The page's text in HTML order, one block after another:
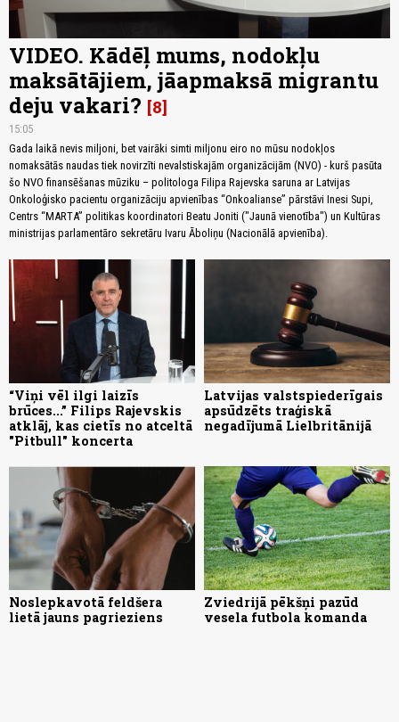
VIDEO. Kādēļ mums, nodokļu
maksātājiem, jāapmaksā migrantu
deju vakari? 8
15:05
Gada laikā nevis miljoni, bet vairāki simti miljonu eiro no mūsu nodokļos
nomaksātās naudas tiek novirzīti nevalstiskajām organizācijām (NVO) - kurš pasūta
šo NVO finansēšanas mūziku – politologa Filipa Rajevska saruna ar Latvijas
Onkoloģisko pacientu organizāciju apvienības “Onkoalianse” pārstāvi Inesi Supi,
Centrs “MARTA” politikas koordinatori Beatu Joniti ("Jaunā vienotība") un Kultūras
ministrijas parlamentāro sekretāru Ivaru Āboliņu (Nacionālā apvienība).
“Viņi vēl ilgi laizīs
brūces...” Filips Rajevskis
atklāj, kas cietīs no atceltā
"Pitbull" koncerta
Latvijas valstspiederīgais
apsūdzēts traģiskā
negadījumā Lielbritānijā
Noslepkavotā feldšera
lietā jauns pagrieziens
Zviedrijā pēkšņi pazūd
vesela futbola komanda